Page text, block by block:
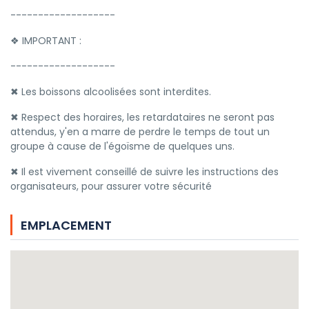
-------------------
❖ IMPORTANT :
-------------------
✖ Les boissons alcoolisées sont interdites.
✖ Respect des horaires, les retardataires ne seront pas
attendus, y'en a marre de perdre le temps de tout un
groupe à cause de l'égoïsme de quelques uns.
✖ Il est vivement conseillé de suivre les instructions des
organisateurs, pour assurer votre sécurité
EMPLACEMENT